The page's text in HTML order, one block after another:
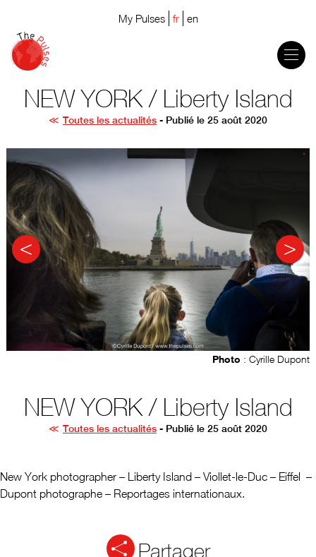
My Pulses fr en
NEW YORK / Liberty Island
Toutes les actualités - Publié le 25 août 2020
Photo : Cyrille Dupont
NEW YORK / Liberty Island
Toutes les actualités - Publié le 25 août 2020
New York photographer – Liberty Island – Viollet-le-Duc – Eiffel –
Dupont photographe – Reportages internationaux.
Partager